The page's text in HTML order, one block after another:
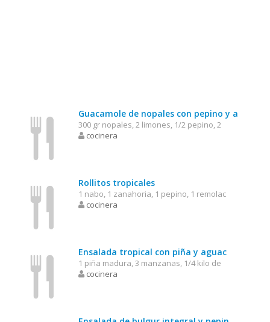
Guacamole de nopales con pepino y a
300 gr nopales, 2 limones, 1/2 pepino, 2
cocinera
Rollitos tropicales
1 nabo, 1 zanahoria, 1 pepino, 1 remolac
cocinera
Ensalada tropical con piña y aguac
1 piña madura, 3 manzanas, 1/4 kilo de
cocinera